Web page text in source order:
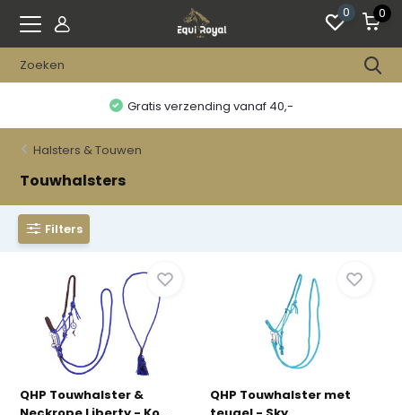
0 0
Gratis verzending vanaf 40,-
Halsters & Touwen
Touwhalsters
Filters
QHP Touwhalster &
QHP Touwhalster met